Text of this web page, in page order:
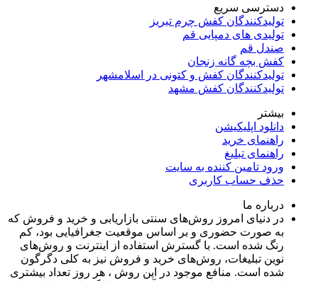
دسترسی سریع
تولیدکنندگان کفش چرم تبریز
تولیدی های دمپایی قم
صندل قم
کفش بچه گانه زنجان
تولیدکنندگان کفش و کتونی در اسلامشهر
تولیدکنندگان کفش مشهد
بیشتر
دانلود اپلیکیشن
راهنمای خرید
راهنمای تبلیغ
ورود تامین کننده به سایت
حذف حساب کاربری
درباره ما
در دنیای امروز روش‌های سنتی بازاریابی و خرید و فروش که
به صورت حضوری و بر اساس موقعیت جغرافیایی بود، کم
رنگ شده است. با گسترش استفاده از اینترنت و روش‌های
نوین تبلیغات، روش‌های خرید و فروش نیز به کلی دگرگون
شده است. منافع موجود در این روش ، هر روز تعداد بیشتری